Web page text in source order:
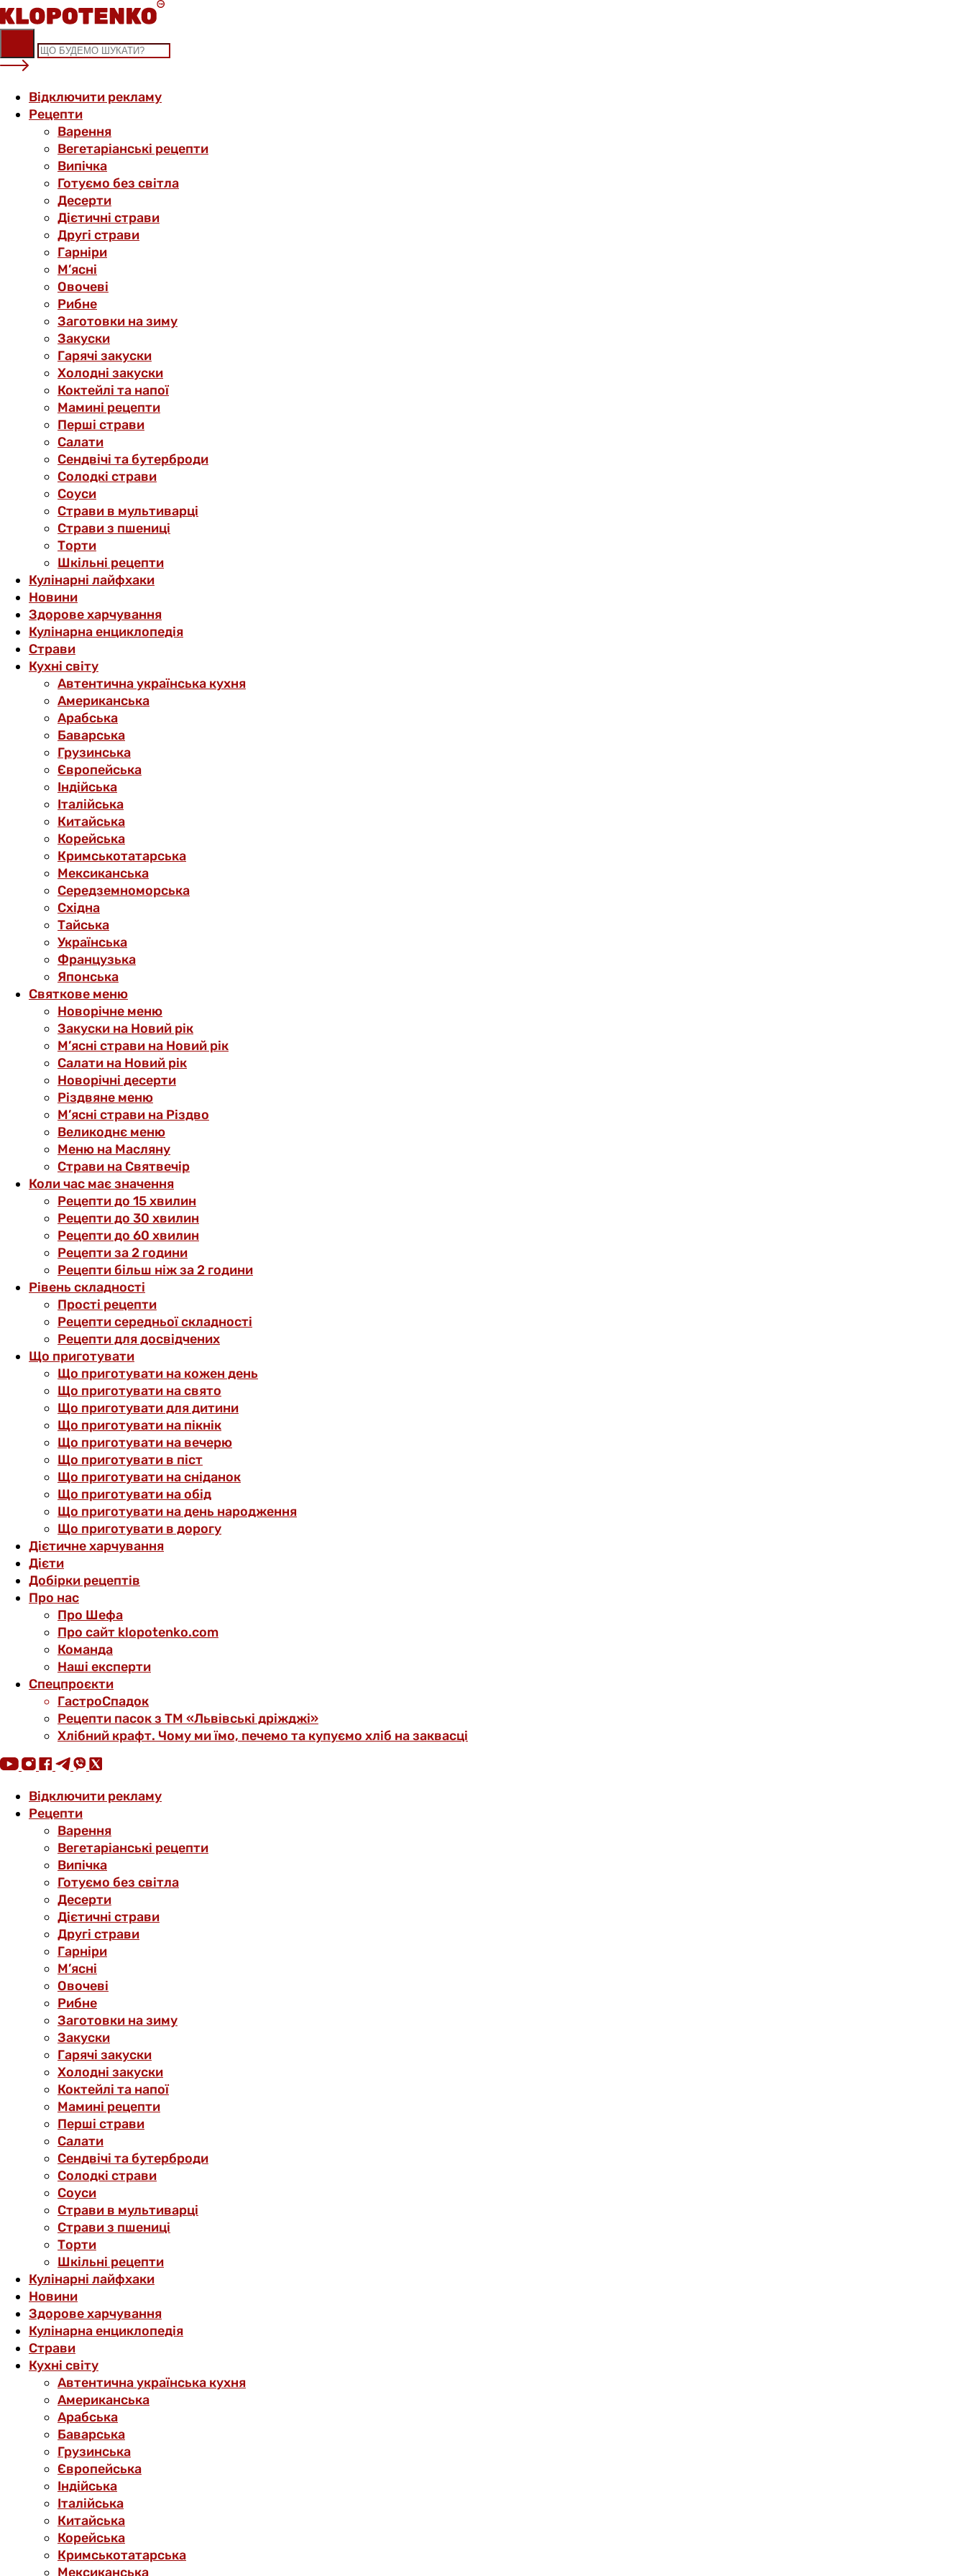
Skip
to
content
Відключити рекламу
Рецепти
Варення
Вегетаріанські рецепти
Випічка
Готуємо без світла
Десерти
Дієтичні страви
Другі страви
Гарніри
М’ясні
Овочеві
Рибне
Заготовки на зиму
Закуски
Гарячі закуски
Холодні закуски
Коктейлі та напої
Мамині рецепти
Перші страви
Салати
Сендвічі та бутерброди
Солодкі страви
Соуси
Страви в мультиварці
Страви з пшениці
Торти
Шкільні рецепти
Кулінарні лайфхаки
Новини
Здорове харчування
Кулінарна енциклопедія
Страви
Кухні світу
Автентична українська кухня
Американська
Арабська
Баварська
Грузинська
Європейська
Індійська
Італійська
Китайська
Корейська
Кримськотатарська
Мексиканська
Середземноморська
Східна
Тайська
Українська
Французька
Японська
Святкове меню
Новорічне меню
Закуски на Новий рік
М’ясні страви на Новий рік
Салати на Новий рік
Новорічні десерти
Різдвяне меню
М’ясні страви на Різдво
Великоднє меню
Меню на Масляну
Страви на Святвечір
Коли час має значення
Рецепти до 15 хвилин
Рецепти до 30 хвилин
Рецепти до 60 хвилин
Рецепти за 2 години
Рецепти більш ніж за 2 години
Рівень складності
Прості рецепти
Рецепти середньої складності
Рецепти для досвідчених
Що приготувати
Що приготувати на кожен день
Що приготувати на свято
Що приготувати для дитини
Що приготувати на пікнік
Що приготувати на вечерю
Що приготувати в піст
Що приготувати на сніданок
Що приготувати на обід
Що приготувати на день народження
Що приготувати в дорогу
Дієтичне харчування
Дієти
Добірки рецептів
Про нас
Про Шефа
Про сайт klopotenko.com
Команда
Наші експерти
Спецпроєкти
ГастроСпадок
Рецепти пасок з ТМ «Львівські дріжджі»
Хлібний крафт. Чому ми їмо, печемо та купуємо хліб на заквасці
Відключити рекламу
Рецепти
Варення
Вегетаріанські рецепти
Випічка
Готуємо без світла
Десерти
Дієтичні страви
Другі страви
Гарніри
М’ясні
Овочеві
Рибне
Заготовки на зиму
Закуски
Гарячі закуски
Холодні закуски
Коктейлі та напої
Мамині рецепти
Перші страви
Салати
Сендвічі та бутерброди
Солодкі страви
Соуси
Страви в мультиварці
Страви з пшениці
Торти
Шкільні рецепти
Кулінарні лайфхаки
Новини
Здорове харчування
Кулінарна енциклопедія
Страви
Кухні світу
Автентична українська кухня
Американська
Арабська
Баварська
Грузинська
Європейська
Індійська
Італійська
Китайська
Корейська
Кримськотатарська
Мексиканська